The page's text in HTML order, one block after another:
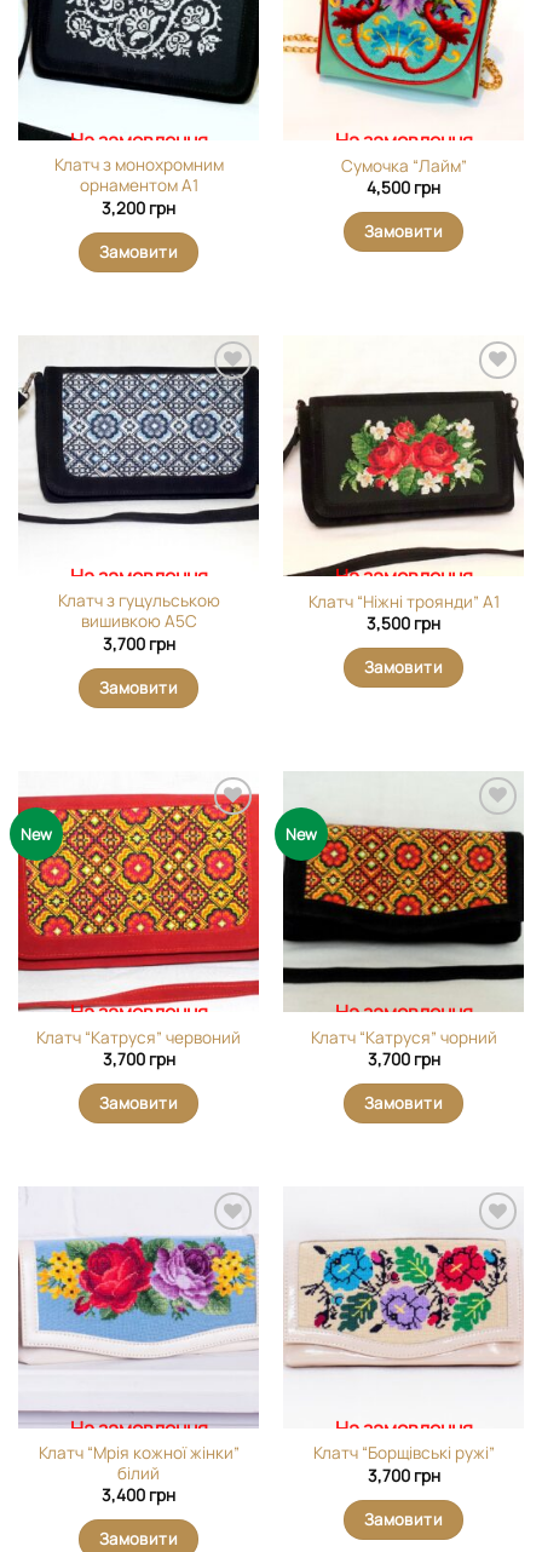
На замовлення
Клатч з монохромним
орнаментом А1
3,200 грн
Замовити
На замовлення
Сумочка “Лайм”
4,500 грн
Замовити
Додати
виріб у
вибране
На замовлення
Клатч з гуцульською
вишивкою А5С
3,700 грн
Замовити
Додати
вибране
На замовлення
Клатч “Ніжні троянди” А1
3,500 грн
Замовити
New
Додати
виріб у
вибране
На замовлення
Клатч “Катруся” червоний
3,700 грн
Замовити
New
Додати
виріб у
вибране
На замовлення
Клатч “Катруся” чорний
3,700 грн
Замовити
Додати
виріб у
вибране
На замовлення
Клатч “Мрія кожної жінки”
білий
3,400 грн
Замовити
Додати
виріб у
вибране
На замовлення
Клатч “Борщівські ружі”
3,700 грн
Замовити